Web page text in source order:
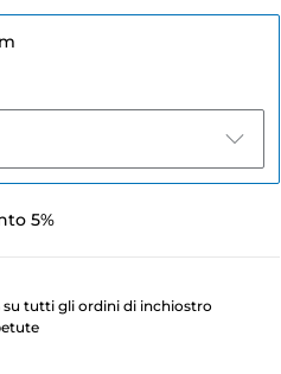
5%
tutti gli ordini di inchiostro